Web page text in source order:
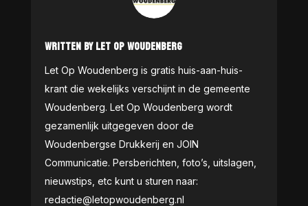
WRITTEN BY LET OP WOUDENBERG
Let Op Woudenberg is gratis huis-aan-huis-
krant die wekelijks verschijnt in de gemeente
Woudenberg. Let Op Woudenberg wordt
gezamenlijk uitgegeven door de
Woudenbergse Drukkerij en JOIN
Communicatie. Persberichten, foto’s, uitslagen,
nieuwstips, etc kunt u sturen naar:
redactie@letopwoudenberg.nl